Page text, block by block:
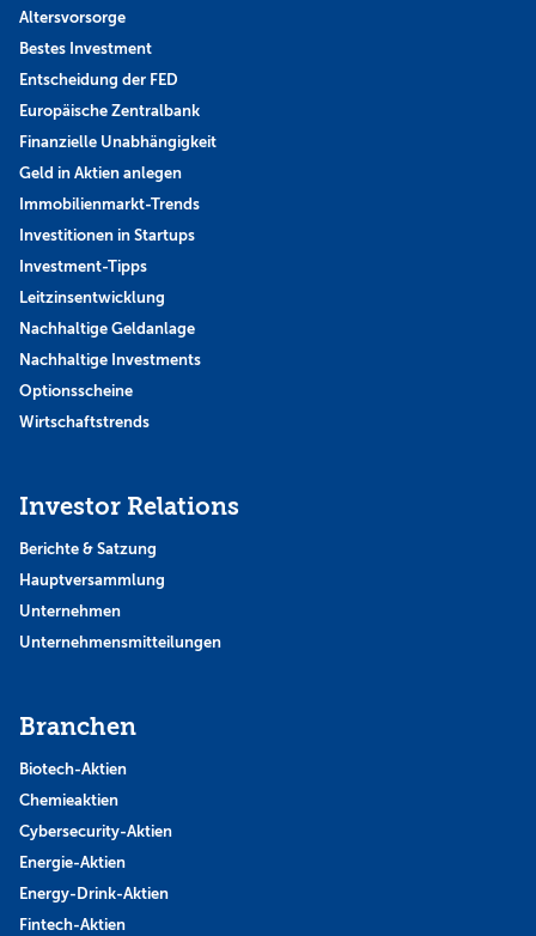
Altersvorsorge
Bestes Investment
Entscheidung der FED
Europäische Zentralbank
Finanzielle Unabhängigkeit
Geld in Aktien anlegen
Immobilienmarkt-Trends
Investitionen in Startups
Investment-Tipps
Leitzinsentwicklung
Nachhaltige Geldanlage
Nachhaltige Investments
Optionsscheine
Wirtschaftstrends
Investor Relations
Berichte & Satzung
Hauptversammlung
Unternehmen
Unternehmensmitteilungen
Branchen
Biotech-Aktien
Chemieaktien
Cybersecurity-Aktien
Energie-Aktien
Energy-Drink-Aktien
Fintech-Aktien